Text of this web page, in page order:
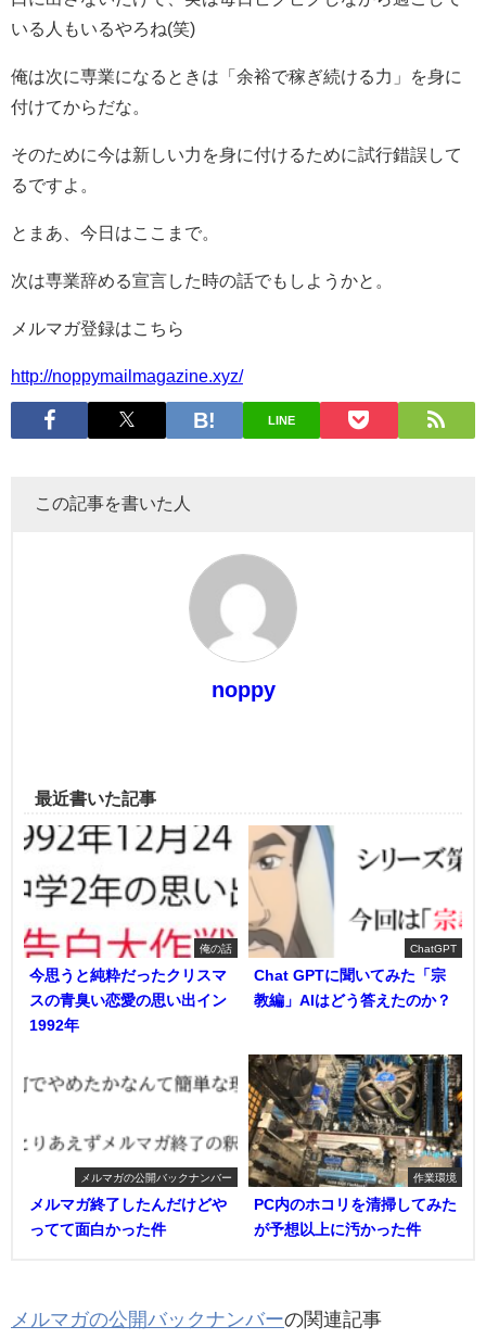
いる人もいるやろね(笑)
俺は次に専業になるときは「余裕で稼ぎ続ける力」を身に
付けてからだな。
そのために今は新しい力を身に付けるために試行錯誤して
るですよ。
とまあ、今日はここまで。
次は専業辞める宣言した時の話でもしようかと。
メルマガ登録はこちら
http://noppymailmagazine.xyz/
LINE
この記事を書いた人
noppy
最近書いた記事
俺の話
今思うと純粋だったクリスマ
スの青臭い恋愛の思い出イン
1992年
ChatGPT
Chat GPTに聞いてみた「宗
教編」AIはどう答えたのか？
メルマガの公開バックナンバー
メルマガ終了したんだけどや
ってて面白かった件
作業環境
PC内のホコリを清掃してみた
が予想以上に汚かった件
メルマガの公開バックナンバーの関連記事